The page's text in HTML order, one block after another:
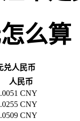
么算
兑人民币
人民币
CNY
CNY
CNY